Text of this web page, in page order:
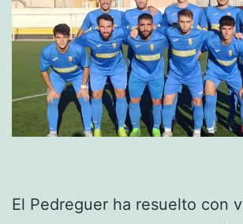
El Pedreguer ha resuelto con